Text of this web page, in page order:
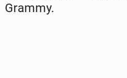
Grammy.